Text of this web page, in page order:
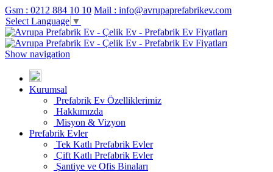
Gsm : 0212 884 10 10 Mail : info@avrupaprefabrikev.com
Select Language ▼
Show navigation
Kurumsal
Prefabrik Ev Özelliklerimiz
Hakkımızda
Misyon & Vizyon
Prefabrik Evler
Tek Katlı Prefabrik Evler
Çift Katlı Prefabrik Evler
Şantiye ve Ofis Binaları